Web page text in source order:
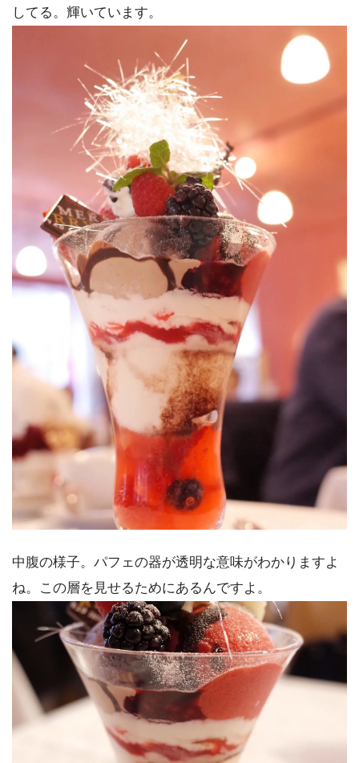
してる。輝いています。
中腹の様子。パフェの器が透明な意味がわかりますよ
ね。この層を見せるためにあるんですよ。